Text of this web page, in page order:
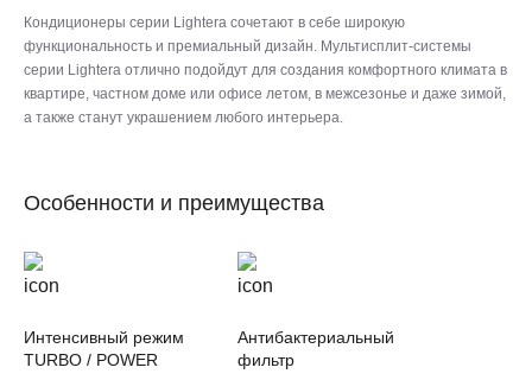
Кондиционеры серии Lightera сочетают в себе широкую
функциональность и премиальный дизайн. Мультисплит-системы
серии Lightera отлично подойдут для создания комфортного климата в
квартире, частном доме или офисе летом, в межсезонье и даже зимой,
а также станут украшением любого интерьера.
Особенности и преимущества
Интенсивный режим
TURBO / POWER
Антибактериальный
фильтр